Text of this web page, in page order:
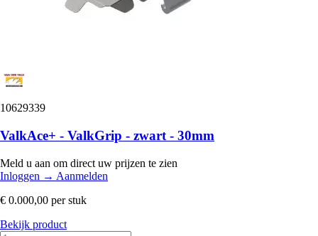
10629339
ValkAce+ - ValkGrip - zwart - 30mm
Meld u aan om direct uw prijzen te zien
Inloggen → Aanmelden
€ 0.000,00 per stuk
Bekijk product